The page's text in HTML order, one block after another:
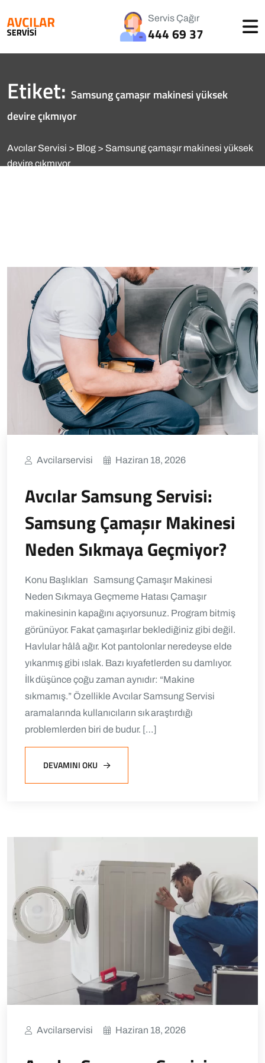
Servis Çağır
444 69 37
Etiket: Samsung çamaşır makinesi yüksek
devire çıkmıyor
Avcılar Servisi Blog
Samsung çamaşır makinesi yüksek
devire çıkmıyor
Avcilarservisi Haziran 18, 2026
Avcılar Samsung Servisi:
Samsung Çamaşır Makinesi
Neden Sıkmaya Geçmiyor?
Konu Başlıkları Samsung Çamaşır Makinesi
Neden Sıkmaya Geçmeme Hatası Çamaşır
makinesinin kapağını açıyorsunuz. Program bitmiş
görünüyor. Fakat çamaşırlar beklediğiniz gibi değil.
Havlular hâlâ ağır. Kot pantolonlar neredeyse elde
yıkanmış gibi ıslak. Bazı kıyafetlerden su damlıyor.
İlk düşünce çoğu zaman aynıdır: “Makine
sıkmamış.” Özellikle Avcılar Samsung Servisi
aramalarında kullanıcıların sık araştırdığı
problemlerden biri de budur. […]
DEVAMINI OKU
Avcilarservisi Haziran 18, 2026